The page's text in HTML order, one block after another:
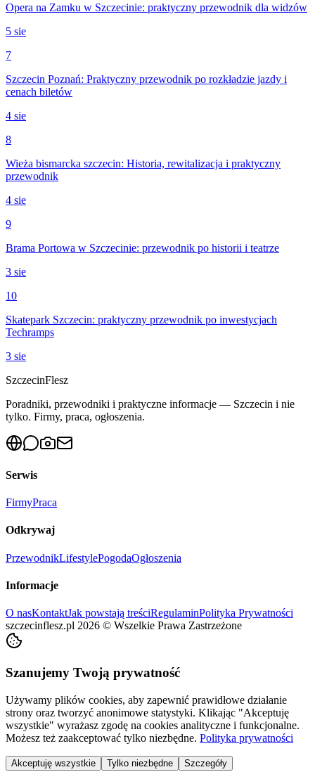
Opera na Zamku w Szczecinie: praktyczny przewodnik dla widzów
5 sie
7
Szczecin Poznań: Praktyczny przewodnik po rozkładzie jazdy i
cenach biletów
4 sie
8
Wieża bismarcka szczecin: Historia, rewitalizacja i praktyczny
przewodnik
4 sie
9
Brama Portowa w Szczecinie: przewodnik po historii i teatrze
3 sie
10
Skatepark Szczecin: praktyczny przewodnik po inwestycjach
Techramps
3 sie
SzczecinFlesz
Poradniki, przewodniki i praktyczne informacje — Szczecin i nie
tylko. Firmy, praca, ogłoszenia.
Serwis
FirmyPraca
Odkrywaj
PrzewodnikLifestylePogodaOgłoszenia
Informacje
O nasKontaktJak powstają treściRegulaminPolityka Prywatności
szczecinflesz.pl 2026 © Wszelkie Prawa Zastrzeżone
Szanujemy Twoją prywatność
Używamy plików cookies, aby zapewnić prawidłowe działanie
strony oraz tworzyć anonimowe statystyki. Klikając "Akceptuję
wszystkie" wyrażasz zgodę na cookies analityczne i funkcjonalne.
Możesz też zaakceptować tylko niezbędne. Polityka prywatności
Akceptuję wszystkie Tylko niezbędne Szczegóły